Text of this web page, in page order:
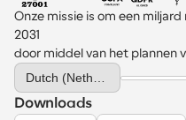
Onze missie is om een
2031
door middel van het plannen
Select Language
Downloads